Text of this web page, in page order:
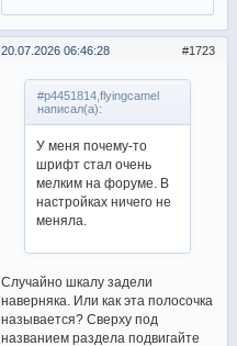
1723
20.07.2026 06:46:28
#p4451814,flyingcamel
написал(а):
У меня почему-то
шрифт стал очень
мелким на форуме. В
настройках ничего не
меняла.
Случайно шкалу задели
наверняка. Или как эта полосочка
называется? Сверху под
названием раздела подвигайте